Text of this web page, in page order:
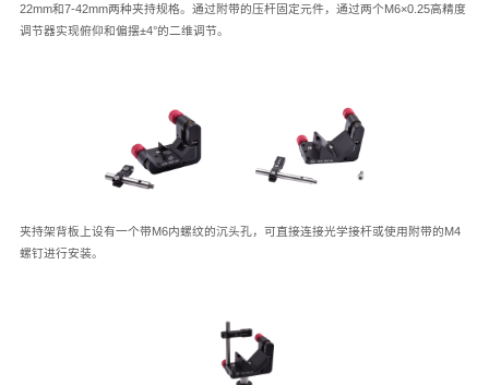
22mm和7-42mm两种夹持规格。通过附带的压杆固定元件，通过两个M6×0.25高精度
调节器实现俯仰和偏摆±4°的二维调节。
夹持架背板上设有一个带M6内螺纹的沉头孔，可直接连接光学接杆或使用附带的M4
螺钉进行安装。